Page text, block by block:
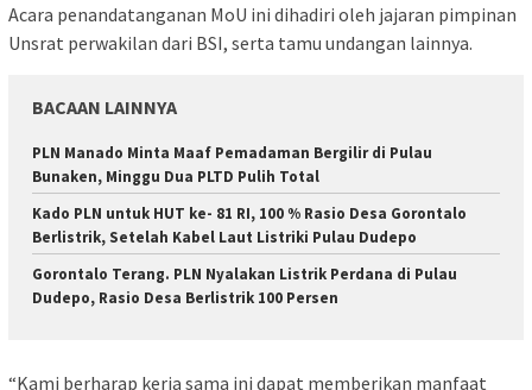
Acara penandatanganan MoU ini dihadiri oleh jajaran pimpinan
Unsrat perwakilan dari BSI, serta tamu undangan lainnya.
BACAAN LAINNYA
PLN Manado Minta Maaf Pemadaman Bergilir di Pulau
Bunaken, Minggu Dua PLTD Pulih Total
Kado PLN untuk HUT ke- 81 RI, 100 % Rasio Desa Gorontalo
Berlistrik, Setelah Kabel Laut Listriki Pulau Dudepo
Gorontalo Terang. PLN Nyalakan Listrik Perdana di Pulau
Dudepo, Rasio Desa Berlistrik 100 Persen
“Kami berharap kerja sama ini dapat memberikan manfaat